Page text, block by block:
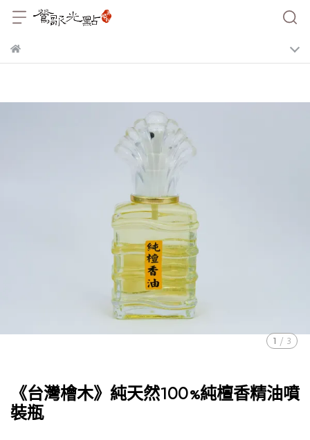
1 / 3
《台灣檜木》純天然100%純檀香精油噴
裝瓶